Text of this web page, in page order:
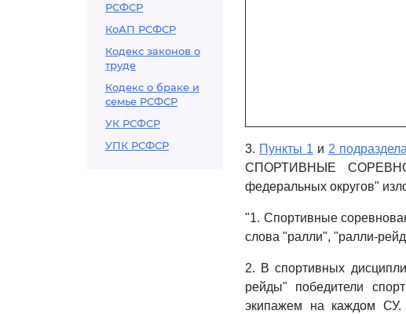
РСФСР
КоАП РСФСР
Кодекс законов о
труде
Кодекс о браке и
семье РСФСР
УК РСФСР
УПК РСФСР
3. Пункты 1 и 2
СПОРТИВНЫЕ
федеральных округов"
"1. Спортивные
слова "ралли", "ралли-
2. В спортивных
рейды" победители
экипажем на каждом СУ.